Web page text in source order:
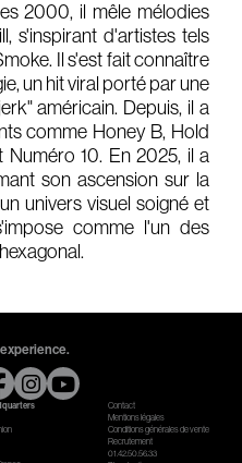
2000, il mêle mélodies
s'inspirant d'artistes tels
Il s'est fait connaître
un hit viral porté par une
américain. Depuis, il a
comme Honey B, Hold
Numéro 10. En 2025, il a
son ascension sur la
univers visuel soigné et
comme l'un des
Contact
Mentions légales
Conditions générales de vente
Recrutement
01.42.50.56.33